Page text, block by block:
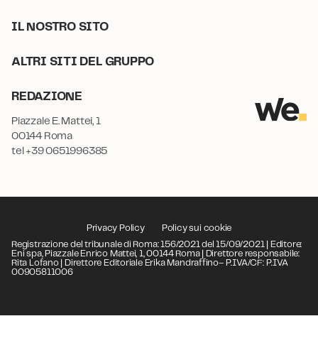
IL NOSTRO SITO
ALTRI SITI DEL GRUPPO
REDAZIONE
Piazzale E. Mattei, 1
00144 Roma
tel +39 0651996385
Privacy Policy
Policy sui cookie
Registrazione del tribunale di Roma: 156/2021 del 15/09/2021 | Editore:
Eni spa, Piazzale Enrico Mattei, 1, 00144 Roma | Direttore responsabile:
Rita Lofano | Direttore Editoriale Erika Mandraffino– P.IVA/CF: P.IVA
00905811006